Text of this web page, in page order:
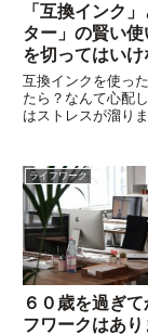
「互換インク
ター」の賢い
を切ってはい
由
互換インクを使っ
たら？なんて心配
はストレスが溜り
換インクを選ぶポ
つかうためのヒン
す。目からウロコ
ていないプリンタ
は・・・
ライフワーク
６０歳を過ぎ
フワークはあり